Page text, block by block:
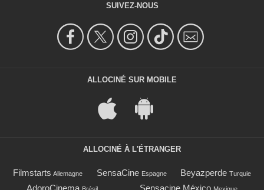
SUIVEZ-NOUS
ALLOCINÉ SUR MOBILE
ALLOCINÉ À L'ÉTRANGER
Filmstarts Allemagne SensaCine Espagne Beyazperde Turquie
AdoroCinema Brésil Sensacine México Mexique